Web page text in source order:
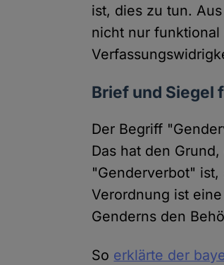
ist, dies zu tun.
nicht nur
Brief und Siegel
Der Begriff
Das hat den
"Genderverbot"
Verordnung ist
Genderns den
So erklärte der